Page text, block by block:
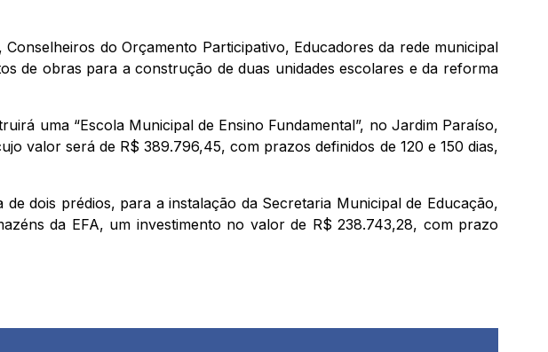
do Orçamento Participativo, Educadores da rede municipal
de obras para a construção de duas unidades escolares e da reforma
uma “Escola Municipal de Ensino Fundamental”, no Jardim Paraíso,
valor será de R$ 389.796,45, com prazos definidos de 120 e 150 dias,
dois prédios, para a instalação da Secretaria Municipal de Educação,
da EFA, um investimento no valor de R$ 238.743,28, com prazo